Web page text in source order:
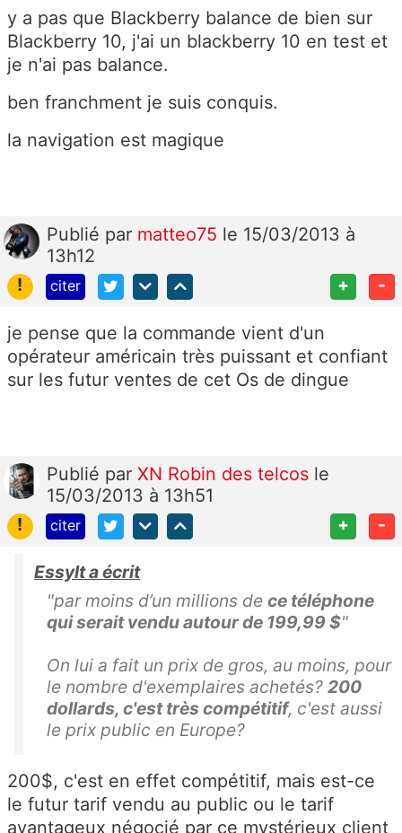
y a pas que Blackberry balance de bien sur
Blackberry 10, j'ai un blackberry 10 en test et
je n'ai pas balance.
ben franchment je suis conquis.
la navigation est magique
Publié par matteo75 le 15/03/2013 à
13h12
!
citer + -
je pense que la commande vient d'un
opérateur américain très puissant et confiant
sur les futur ventes de cet Os de dingue
Publié par XN Robin des telcos le
15/03/2013 à 13h51
!
citer + -
Essylt a écrit
"par moins d’un millions de ce téléphone
qui serait vendu autour de 199,99 $"
On lui a fait un prix de gros, au moins, pour
le nombre d'exemplaires achetés? 200
dollards, c'est très compétitif, c'est aussi
le prix public en Europe?
200$, c'est en effet compétitif, mais est-ce
le futur tarif vendu au public ou le tarif
avantageux négocié par ce mystérieux client